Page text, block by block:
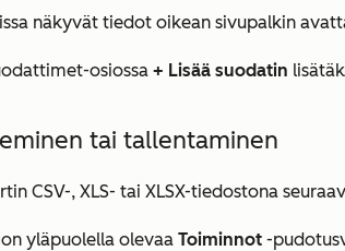
näkyvät tiedot oikean sivupalkin
osiossa + Lisää suodatin
tai tallentaminen
CSV-, XLS- tai XLSX-tiedostona
yläpuolella olevaa Toiminnot -